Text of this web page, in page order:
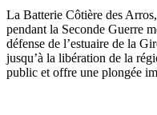
La Batterie Côtière des
pendant la Seconde Guerre
défense de l’estuaire de la
jusqu’à la libération de la
public et offre une plongée